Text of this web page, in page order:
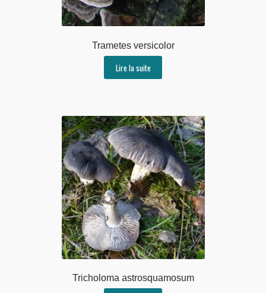
Trametes versicolor
Lire la suite
Tricholoma astrosquamosum